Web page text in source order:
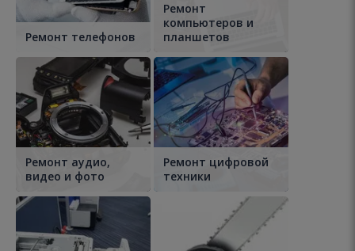
Ремонт телефонов
Ремонт
компьютеров и
планшетов
Ремонт аудио,
видео и фото
Ремонт цифровой
техники